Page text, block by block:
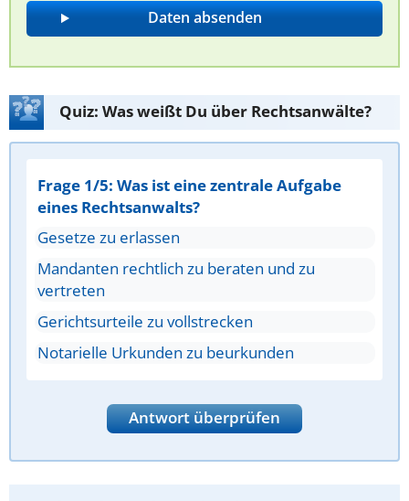
Quiz: Was weißt Du über Rechtsanwälte?
Frage 1/5: Was ist eine zentrale Aufgabe
eines Rechtsanwalts?
Gesetze zu erlassen
Mandanten rechtlich zu beraten und zu
vertreten
Gerichtsurteile zu vollstrecken
Notarielle Urkunden zu beurkunden
Antwort überprüfen